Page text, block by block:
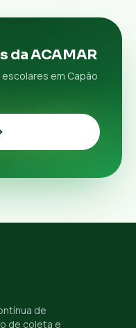
da ACAMAR
em Capão
de
de coleta e